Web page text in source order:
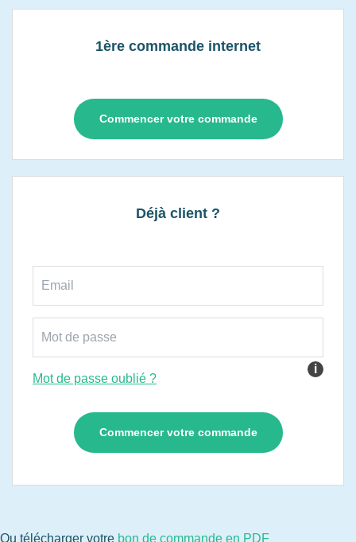
1ère commande internet
Commencer votre commande
Déjà client ?
i
Mot de passe oublié ?
Ou télécharger votre bon de commande en PDF